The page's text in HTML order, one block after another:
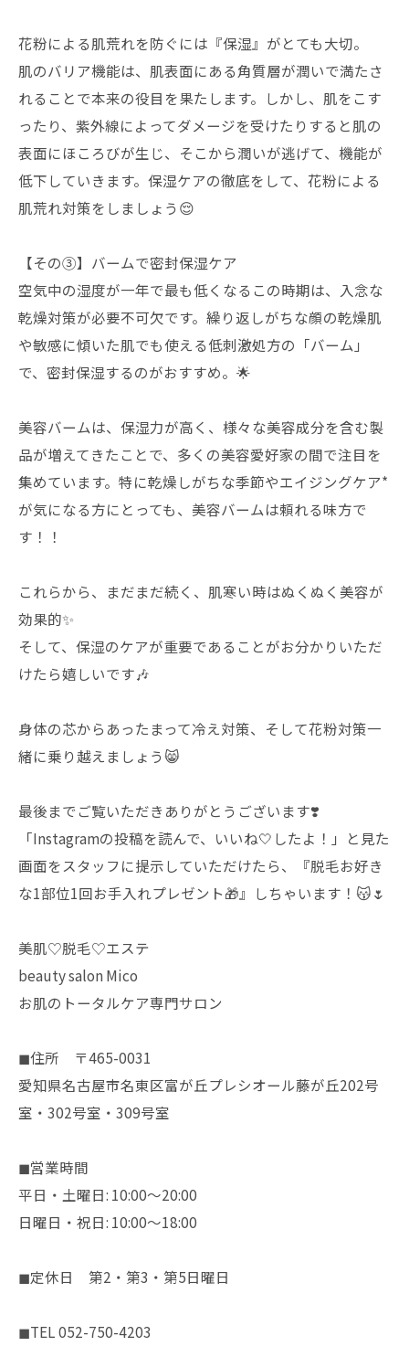
花粉による肌荒れを防ぐには『保湿』がとても大切。
肌のバリア機能は、肌表面にある角質層が潤いで満たさ
れることで本来の役目を果たします。しかし、肌をこす
ったり、紫外線によってダメージを受けたりすると肌の
表面にほころびが生じ、そこから潤いが逃げて、機能が
低下していきます。保湿ケアの徹底をして、花粉による
肌荒れ対策をしましょう😌
【その③】バームで密封保湿ケア
空気中の湿度が一年で最も低くなるこの時期は、入念な
乾燥対策が必要不可欠です。繰り返しがちな顔の乾燥肌
や敏感に傾いた肌でも使える低刺激処方の「バーム」
で、密封保湿するのがおすすめ。🌟
美容バームは、保湿力が高く、様々な美容成分を含む製
品が増えてきたことで、多くの美容愛好家の間で注目を
集めています。特に乾燥しがちな季節やエイジングケア*
が気になる方にとっても、美容バームは頼れる味方で
す！！
これらから、まだまだ続く、肌寒い時はぬくぬく美容が
効果的✨
そして、保湿のケアが重要であることがお分かりいただ
けたら嬉しいです🎶
身体の芯からあったまって冷え対策、そして花粉対策一
緒に乗り越えましょう😸
最後までご覧いただきありがとうございます❣️
「Instagramの投稿を読んで、いいね🤍したよ！」と見た
画面をスタッフに提示していただけたら、『脱毛お好き
な1部位1回お手入れプレゼント🎁』しちゃいます！😽🌷
美肌♡脱毛♡エステ
beauty salon Mico
お肌のトータルケア専門サロン
◼︎住所 〒465-0031
愛知県名古屋市名東区富が丘プレシオール藤が丘202号
室・302号室・309号室
◼︎営業時間
平日・土曜日: 10:00〜20:00
日曜日・祝日: 10:00〜18:00
◼︎定休日 第2・第3・第5日曜日
◼︎TEL 052-750-4203